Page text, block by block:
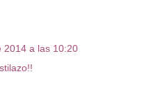
2014 a las 10:20